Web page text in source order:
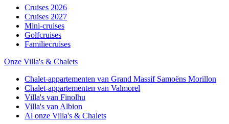
Cruises 2026
Cruises 2027
Mini-cruises
Golfcruises
Familiecruises
Onze Villa's & Chalets
Chalet-appartementen van Grand Massif Samoëns Morillon
Chalet-appartementen van Valmorel
Villa's van Finolhu
Villa's van Albion
Al onze Villa's & Chalets